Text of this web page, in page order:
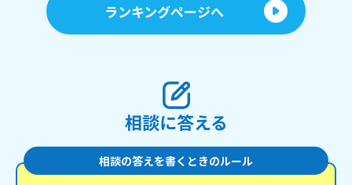
ランキングページへ
相談に答える
相談の答えを書くときのルール